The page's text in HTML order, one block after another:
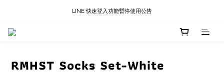
LINE 快速登入功能暫停使用公告
LINE 快速登入功能暫停使用公告
RMHST Socks Set-White